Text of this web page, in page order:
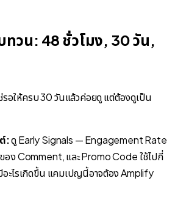
ทวน: 48 ชั่วโมง, 30 วัน,
อให้ครบ 30 วันแล้วค่อยดู แต่ต้องดูเป็น
:ดู Early Signals — Engagement Rate
อง Comment, และ Promo Code ใช้ไปกี่
อะไรเกิดขึ้น แคมเปญนี้อาจต้อง Amplify